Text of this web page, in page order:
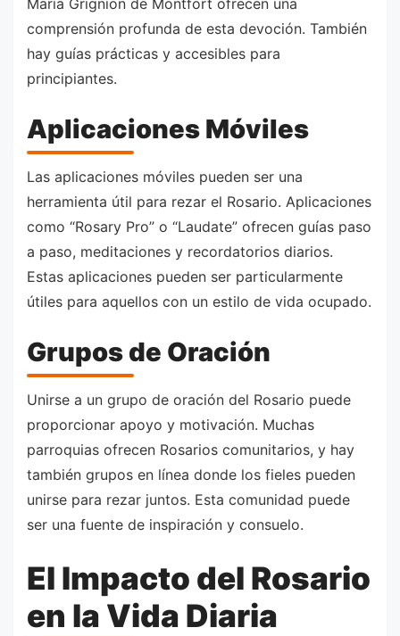
comprensión profunda de esta devoción. También
hay guías prácticas y accesibles para
principiantes.
Aplicaciones Móviles
Las aplicaciones móviles pueden ser una
herramienta útil para rezar el Rosario. Aplicaciones
como “Rosary Pro” o “Laudate” ofrecen guías paso
a paso, meditaciones y recordatorios diarios.
Estas aplicaciones pueden ser particularmente
útiles para aquellos con un estilo de vida ocupado.
Grupos de Oración
Unirse a un grupo de oración del Rosario puede
proporcionar apoyo y motivación. Muchas
parroquias ofrecen Rosarios comunitarios, y hay
también grupos en línea donde los fieles pueden
unirse para rezar juntos. Esta comunidad puede
ser una fuente de inspiración y consuelo.
El Impacto del Rosario
en la Vida Diaria